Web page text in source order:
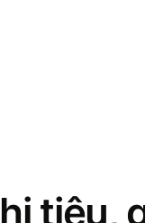
tiêu,